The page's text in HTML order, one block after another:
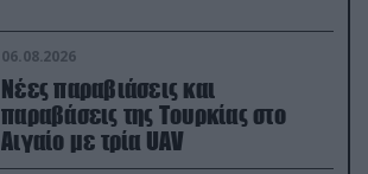
06.08.2026
Νέες παραβιάσεις και
παραβάσεις της Τουρκίας στο
Αιγαίο με τρία UAV